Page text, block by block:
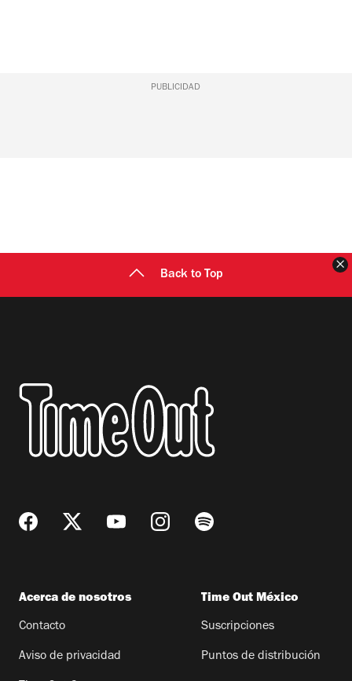
PUBLICIDAD
Back to Top
Acerca de nosotros
Contacto
Aviso de privacidad
Time Out México
Suscripciones
Puntos de distribución